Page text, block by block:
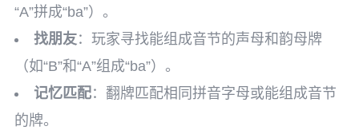
“A”拼成“ba”）。
找朋友：玩家寻找能组成音节的声母和韵母牌
（如“B”和“A”组成“ba”）。
记忆匹配：翻牌匹配相同拼音字母或能组成音节
的牌。